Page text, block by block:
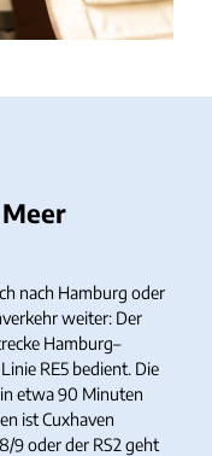
nach Hamburg oder
weiter: Der
Hamburg–
RE5 bedient. Die
etwa 90 Minuten
ist Cuxhaven
9 oder der RS2 geht